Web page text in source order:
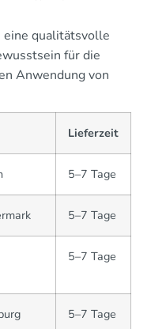
eine qualitätsvolle
für die
Anwendung von
Lieferzeit
5–7 Tage
5–7 Tage
5–7 Tage
5–7 Tage